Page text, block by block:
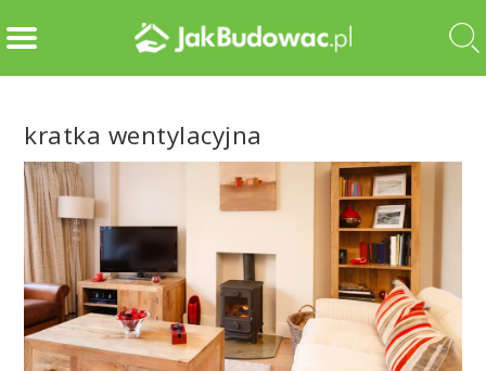
kratka wentylacyjna